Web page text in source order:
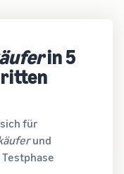
in 5
für
und